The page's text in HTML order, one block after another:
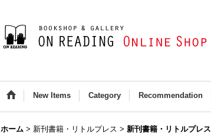
New Items Category Recommendation
ホーム > 新刊書籍・リトルプレス > 新刊書籍・リトルプレス